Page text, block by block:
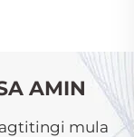
AMIN
mula